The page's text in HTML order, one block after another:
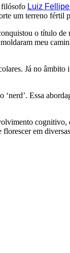
filósofo Luiz Fellipe
um terreno fértil
o título
meu
Já no
Essa
cognitivo,
em